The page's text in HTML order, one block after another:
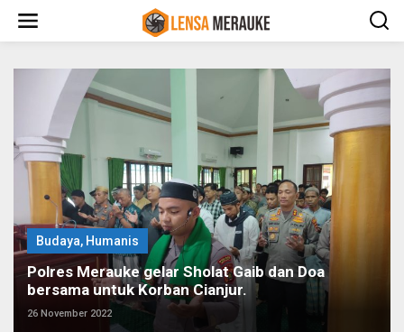
w
Budaya, Humanis
Polres Merauke gelar Sholat Gaib dan Doa
bersama untuk Korban Cianjur.
26 November 2022